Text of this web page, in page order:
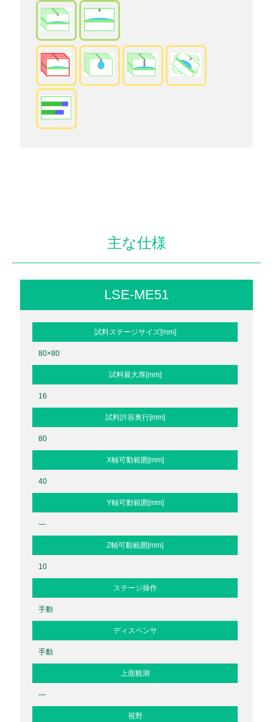
主な仕様
LSE-ME51
試料ステージサイズ[mm]
80×80
試料最大厚[mm]
16
試料許容奥行[mm]
80
X軸可動範囲[mm]
40
Y軸可動範囲[mm]
—
Z軸可動範囲[mm]
10
ステージ操作
手動
ディスペンサ
手動
上面観測
—
視野